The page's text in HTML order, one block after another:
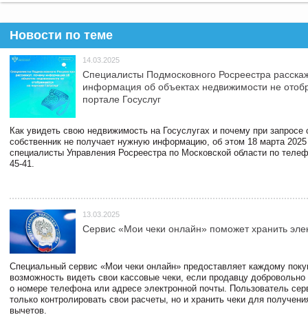
Новости по теме
14.03.2025
Специалисты Подмосковного Росреестра
информация об объектах недвижимости не
портале Госуслуг
Как увидеть свою недвижимость на Госуслугах и почему при запросе
собственник не получает нужную информацию, об этом 18 марта 2025
специалисты Управления Росреестра по Московской области по
45-41.
13.03.2025
Сервис «Мои чеки онлайн» поможет хранить
Специальный сервис «Мои чеки онлайн» предоставляет каждому
возможность видеть свои кассовые чеки, если продавцу
о номере телефона или адресе электронной почты. Пользователь
только контролировать свои расчеты, но и хранить чеки для
вычетов.